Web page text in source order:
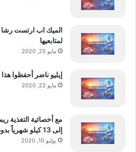
التزامهم بتطوير صيغ
المستوى العالمي.
للاستفسارات في منطقتنا،
جو صقر – المدير
الميك اب ارتست رشا
لمتابعيها
مايو 25, 2020
إيليو ناضر أحفظوا
مايو 22, 2020
إلى 13 كيلو شهرياً بدون عمليات جراحية
يوليو 10, 2020